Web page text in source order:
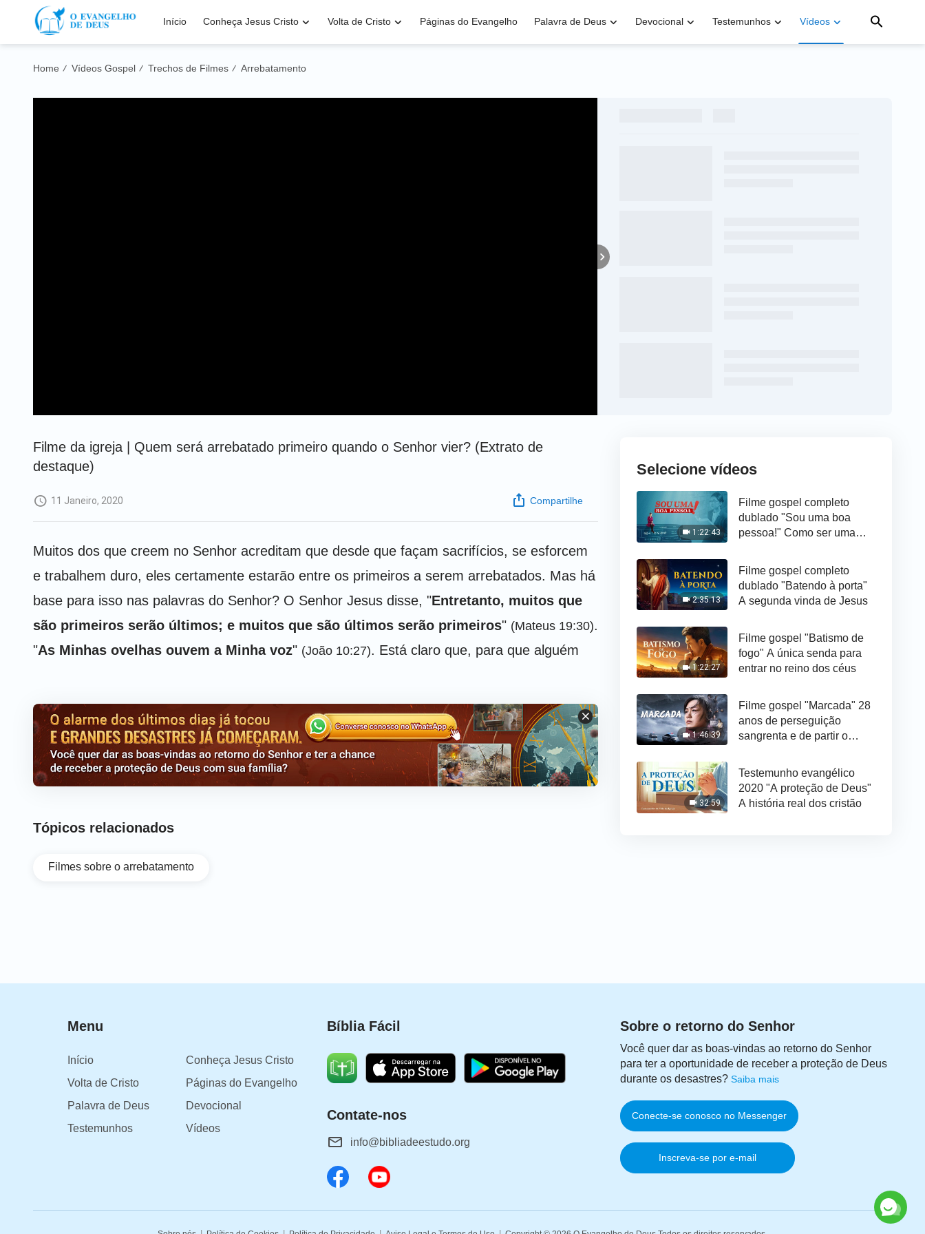
Início Conheça Jesus Cristo Volta de Cristo Páginas do Evangelho Palavra de Deus Devocional Testemunhos Vídeos
Home / Vídeos Gospel / Trechos de Filmes / Arrebatamento
Filme da igreja | Quem será arrebatado primeiro quando o Senhor vier? (Extrato de
destaque)
11 Janeiro, 2020 Compartilhe
Muitos dos que creem no Senhor acreditam que desde que façam sacrifícios, se esforcem
e trabalhem duro, eles certamente estarão entre os primeiros a serem arrebatados. Mas há
base para isso nas palavras do Senhor? O Senhor Jesus disse, "Entretanto, muitos que
são primeiros serão últimos; e muitos que são últimos serão primeiros" (Mateus 19:30).
"As Minhas ovelhas ouvem a Minha voz" (João 10:27). Está claro que, para que alguém
voz e aceitam Sua vinda e obra são as virgens prudentes e serão os primeiros a serem
arrebatados.
Tópicos relacionados
Filmes sobre o arrebatamento
Selecione vídeos
1:22:43
Filme gospel completo
dublado "Sou uma boa
pessoa!" Como ser uma
Deus
2:35:13
Filme gospel completo
dublado "Batendo à porta"
A segunda vinda de Jesus
1:22:27
Filme gospel "Batismo de
fogo" A única senda para
entrar no reino dos céus
1:46:39
Filme gospel "Marcada" 28
anos de perseguição
sangrenta e de partir o
Comunista Chinês
32:59
Testemunho evangélico
2020 "A proteção de Deus"
A história real dos cristão
Menu
Início
Conheça Jesus Cristo
Volta de Cristo
Páginas do Evangelho
Palavra de Deus
Devocional
Testemunhos
Vídeos
Bíblia Fácil
Contate-nos
info@bibliadeestudo.org
Sobre o retorno do Senhor
Você quer dar as boas-vindas ao retorno do Senhor
para ter a oportunidade de receber a proteção de Deus
durante os desastres? Saiba mais
Conecte-se conosco no Messenger
Inscreva-se por e-mail